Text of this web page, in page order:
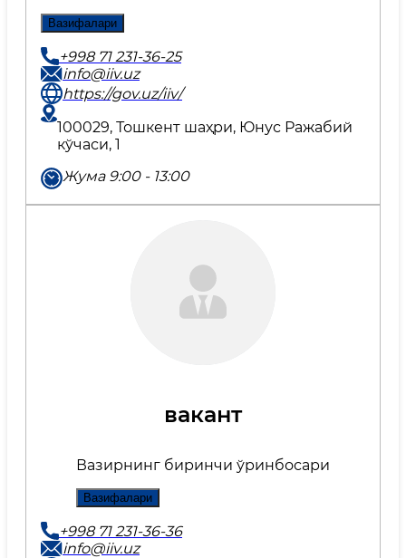
Вазифалари
+998 71 231-36-25
info@iiv.uz
https://gov.uz/iiv/
100029, Тошкент шаҳри, Юнус Ражабий
кўчаси, 1
Жума 9:00 - 13:00
вакант
Вазирнинг биринчи ўринбосари
Вазифалари
+998 71 231-36-36
info@iiv.uz